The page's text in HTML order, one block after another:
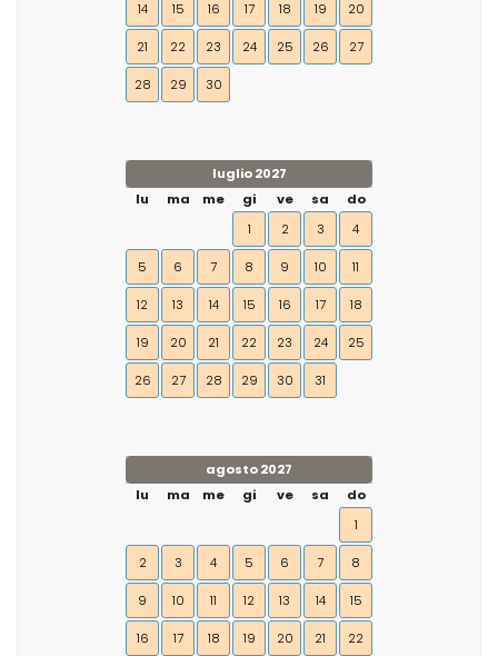
14 15 16 17 18 19 20
21 22 23 24 25 26 27
28 29 30
luglio 2027
lu
ma me gi ve sa
do
1
2 3 4
5 6 7 8 9 10 11
12 13 14 15 16 17 18
19 20 21 22 23 24 25
26 27 28 29 30 31
agosto 2027
lu
ma me gi ve sa
do
1
2 3 4 5 6 7 8
9 10 11 12 13 14 15
16 17 18 19 20 21 22